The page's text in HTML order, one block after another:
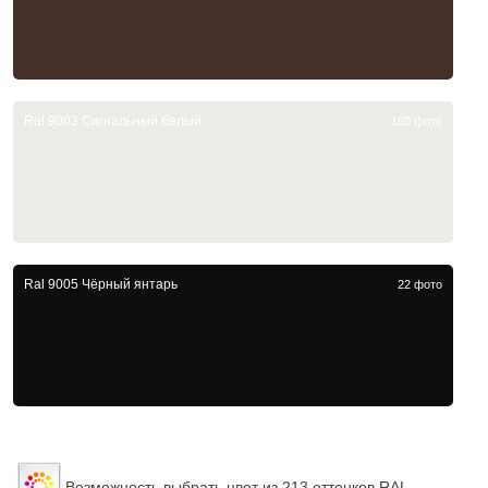
Ral 9003 Сигнальный белый 160 фото
Ral 9005 Чёрный янтарь 22 фото